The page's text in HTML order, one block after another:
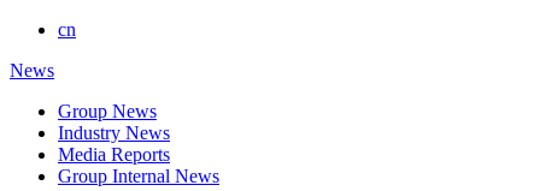
cn
News
Group News
Industry News
Media Reports
Group Internal News